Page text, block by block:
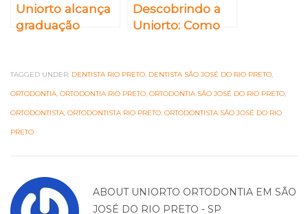
Uniorto alcança
graduação
torna uma
clínica Invisalign
Emerald
Descobrindo a
Uniorto: Como
odontológica
em Rio Preto de
confiança?
TAGGED UNDER: DENTISTA RIO PRETO, DENTISTA SÃO JOSÉ DO RIO PRETO,
ORTODONTIA, ORTODONTIA RIO PRETO, ORTODONTIA SÃO JOSÉ DO RIO PRETO,
ORTODONTISTA, ORTODONTISTA RIO PRETO, ORTODONTISTA SÃO JOSÉ DO RIO
PRETO
ABOUT UNIORTO ORTODONTIA EM SÃO
JOSÉ DO RIO PRETO - SP